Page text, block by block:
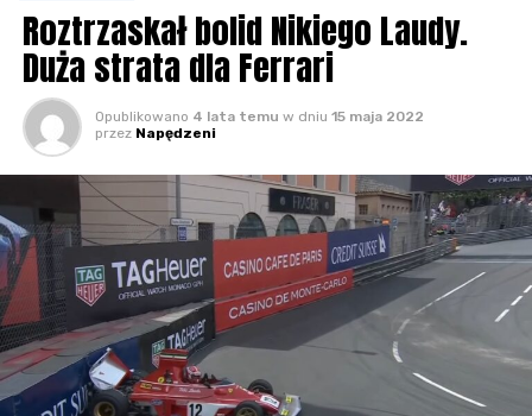
Roztrzaskał bolid Nikiego Laudy.
Duża strata dla Ferrari
Opublikowano 4 lata temu w dniu 15 maja 2022
przez Napędzeni